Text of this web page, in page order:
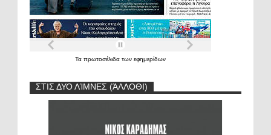
Τα πρωτοσέλιδα των εφημερίδων
ΣΤΙΣ ΔΥΟ ΛΊΜΝΕΣ (ΆΛΛΟΘΙ)